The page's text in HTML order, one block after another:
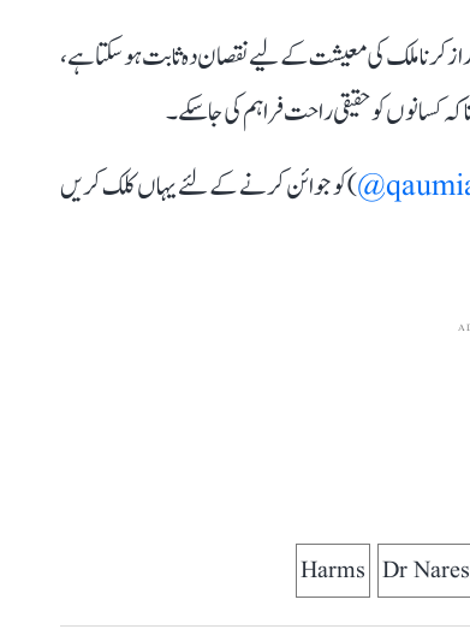
کرنا ملک کی معیشت کے لیے نقصان دہ ثابت ہو سکتا ہے،
کسانوں کو حقیقی راحت فراہم کی جا سکے۔
) کو جوائن کرنے کے لئے یہاں کلک کریں
Dr
Harms